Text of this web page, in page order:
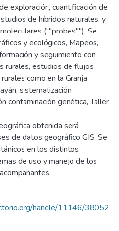
exploración, cuantificación de
de híbridos naturales. y
(""probes""), Se
y ecológicos, Mapeos,
y seguimiento con
rurales, estudios de flujos
como en la Granja
sistematización
contaminación genética, Taller
obtenida será
de datos geográfico GIS. Se
en los distintos
de uso y manejo de los
handle/11146/38052